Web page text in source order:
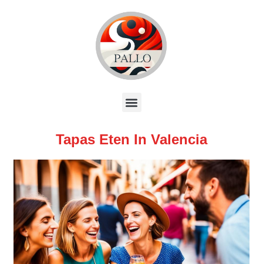
Tapas Eten In Valencia